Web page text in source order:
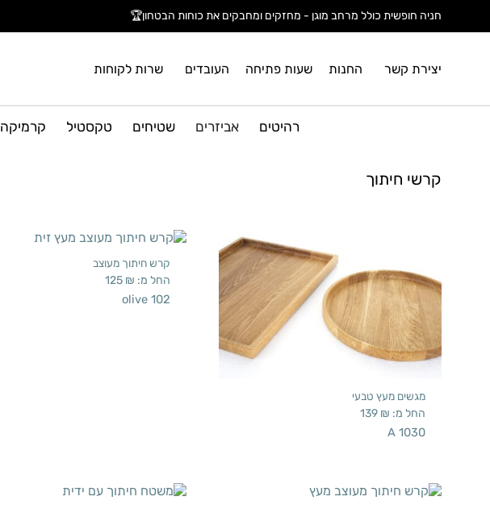
חניה חופשית כולל מרחב מוגן - מחזקים ומחבקים את כוחות הבטחון🏆
יצירת קשר החנות שעות פתיחה העובדים שרות לקוחות
רהיטים אביזרים שטיחים טקסטיל קרמיקה
קרשי חיתוך
מגשים מעץ טבעי
החל מ: 139 ₪
A 1030
קרש חיתוך מעוצב
החל מ: 125 ₪
olive 102